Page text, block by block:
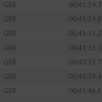
GER
00:41:14.7
GER
00:41:14.8
GER
00:41:15.2
GER
00:41:15.3
GER
00:43:15.7
GER
00:45:39.4
GER
00:45:46.6